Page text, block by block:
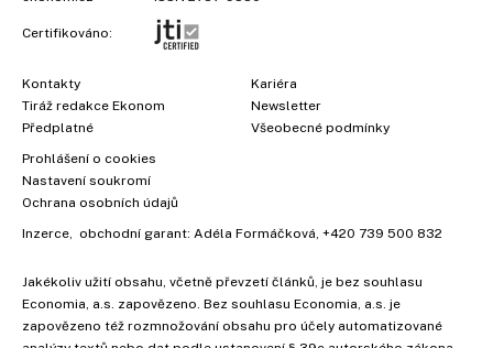
Certifikováno:
Kontakty
Tiráž redakce Ekonom
Předplatné
Kariéra
Newsletter
Všeobecné podmínky
Prohlášení o cookies
Nastavení soukromí
Ochrana osobních údajů
Inzerce , obchodní garant: Adéla Formáčková +420 739 500 832
Jakékoliv užití obsahu, včetně převzetí článků, je bez souhlasu
Economia, a.s. zapovězeno. Bez souhlasu Economia, a.s. je
zapovězeno též rozmnožování obsahu pro účely automatizované